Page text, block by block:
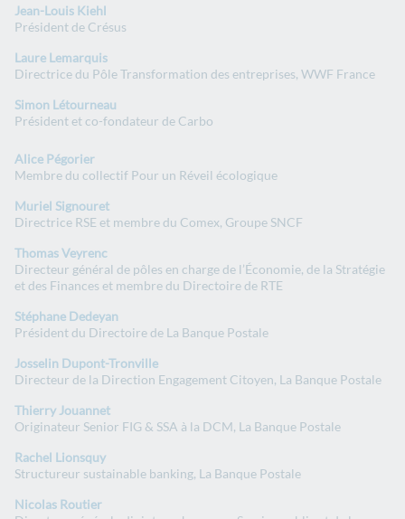
Jean-Louis Kiehl
Président de Crésus
Laure Lemarquis
Directrice du Pôle Transformation des entreprises, WWF France​
Simon Létourneau
Président et co-fondateur de Carbo
Alice Pégorier
Membre du collectif Pour un Réveil écologique
Muriel Signouret
Directrice RSE et membre du Comex, Groupe SNCF​
Thomas Veyrenc
Directeur général de pôles en charge de l’Économie, de la Stratégie
et des Finances et membre du Directoire de RTE ​
Stéphane Dedeyan
Président du Directoire de La Banque Postale
Josselin Dupont-Tronville
Directeur de la Direction Engagement Citoyen, La Banque Postale​
Thierry Jouannet
Originateur Senior FIG & SSA à la DCM, La Banque Postale​
Rachel Lionsquy
Structureur sustainable banking, La Banque Postale​
Nicolas Routier